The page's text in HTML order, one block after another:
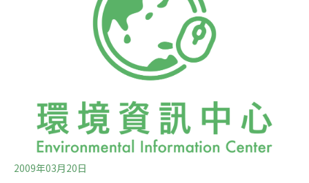
之下，海底天然資源已耗損嚴重，一些參與志工也忍不住
問：「在東北角調查珊瑚有什麼意義？要做珊瑚紀錄不是
應該去美一點的地方？」台灣海洋環境教育推廣協會秘書
長郭兆偉說明：「珊瑚體檢就是為了真實記錄珊瑚生態系
的現況，如不透過這樣的體檢，無法知道損害程度，有了
2009年03月20日